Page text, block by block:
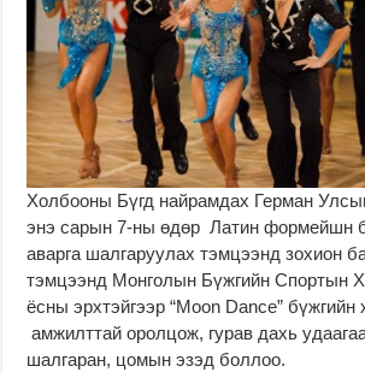
Холбооны Бүгд найрамдах Герман
энэ сарын 7-ны өдөр Латин формейшн
аварга шалгаруулах тэмцээнд зохион
тэмцээнд Монголын Бүжгийн Спортын
ёсны эрхтэйгээр “Moon Dance” бүжгийн
амжилттай оролцож, гурав дахь
шалгаран, цомын эзэд боллоо.